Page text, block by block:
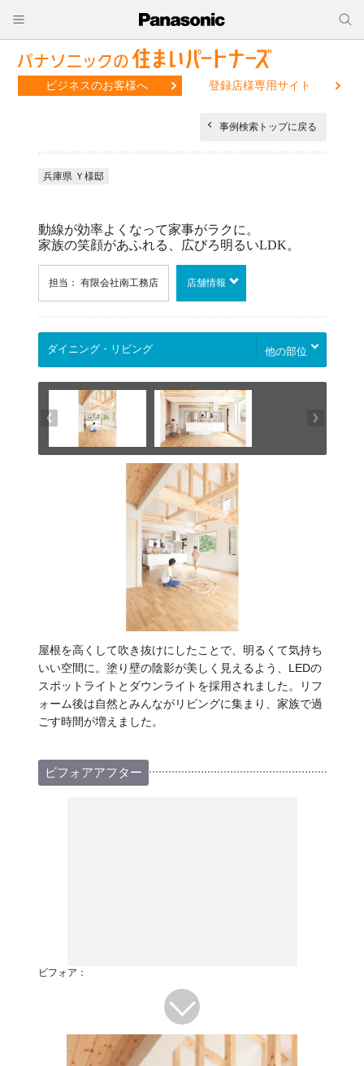
ビジネスのお客様へ 登録店様専用サイト
事例検索トップに戻る
兵庫県 Ｙ様邸
動線が効率よくなって家事がラクに。
家族の笑顔があふれる、広びろ明るいLDK。
担当： 有限会社南工務店 店舗情報
他の部位
屋根を高くして吹き抜けにしたことで、明るくて気持ち
いい空間に。塗り壁の陰影が美しく見えるよう、LEDの
スポットライトとダウンライトを採用されました。リフ
ォーム後は自然とみんながリビングに集まり、家族で過
ごす時間が増えました。
ビフォアアフター
ビフォア：